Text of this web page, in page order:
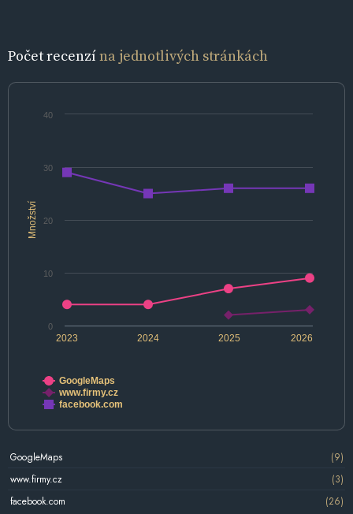
Počet recenzína jednotlivých stránkách
Množství
2024 2026
2023 2025
0
10
20
30
40
GoogleMaps
www.firmy.cz
facebook.com
GoogleMaps
(9)
www.firmy.cz
(3)
facebook.com
(26)